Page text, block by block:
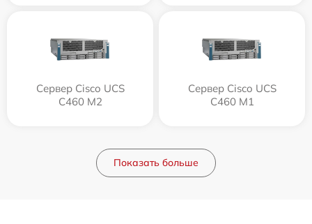
Сервер Cisco UCS
C460 M2
Сервер Cisco UCS
C460 M1
Показать больше